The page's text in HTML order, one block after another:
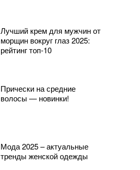
Лучший крем для мужчин от
морщин вокруг глаз 2025:
рейтинг топ-10
Прически на средние
волосы — новинки!
Мода 2025 – актуальные
тренды женской одежды